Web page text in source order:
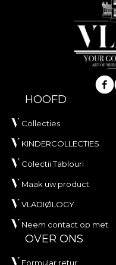
HOOFD
Collecties
KINDERCOLLECTIES
Colectii Tablouri
Maak uw product
VLADIØLOGY
Neem contact op met
OVER ONS
Formular retur